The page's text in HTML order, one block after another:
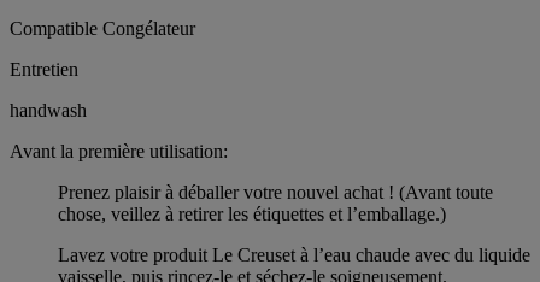
Compatible Congélateur
Entretien
handwash
Avant la première utilisation:
Prenez plaisir à déballer votre nouvel achat ! (Avant toute
chose, veillez à retirer les étiquettes et l’emballage.)
Lavez votre produit Le Creuset à l’eau chaude avec du liquide
vaisselle, puis rincez-le et séchez-le soigneusement.